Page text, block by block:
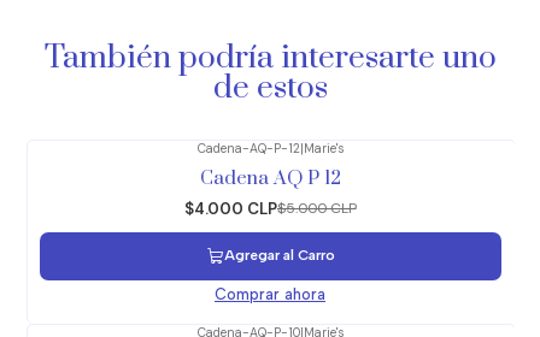
También podría interesarte uno
de estos
Cadena-AQ-P-12|Marie's
Cadena AQ P 12
$4.000 CLP$5.000 CLP
Agregar al Carro
Comprar ahora
Cadena-AQ-P-10|Marie's